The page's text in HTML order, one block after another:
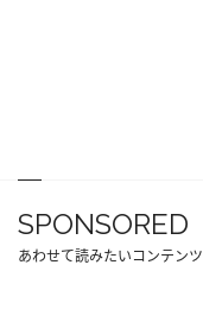
SPONSORED
あわせて読みたいコンテンツ